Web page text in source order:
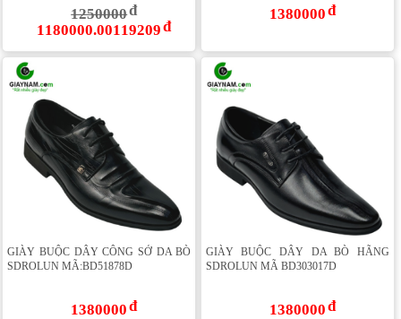
1250000
1180000.00119209
1380000
GIÀY BUỘC DÂY CÔNG SỞ DA BÒ
SDROLUN MÃ:BD51878D
1380000
GIÀY BUỘC DÂY DA BÒ HÃNG
SDROLUN MÃ BD303017D
1380000